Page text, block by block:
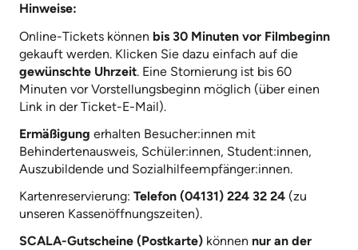
Hinweise:
Online-Tickets können bis 30 Minuten vor Filmbeginn
gekauft werden. Klicken Sie dazu einfach auf die
gewünschte Uhrzeit. Eine Stornierung ist bis 60
Minuten vor Vorstellungsbeginn möglich (über einen
Link in der Ticket-E-Mail).
Ermäßigung erhalten Besucher:innen mit
Behindertenausweis, Schüler:innen, Student:innen,
Auszubildende und Sozialhilfeempfänger:innen.
Kartenreservierung: Telefon (04131) 224 32 24 (zu
unseren Kassenöffnungszeiten).
SCALA-Gutscheine (Postkarte) können nur an der